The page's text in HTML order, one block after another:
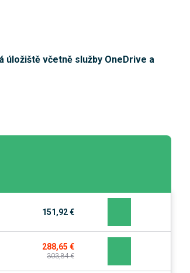
včetně služby OneDrive a
151,92 €
288,65 €
303,84 €